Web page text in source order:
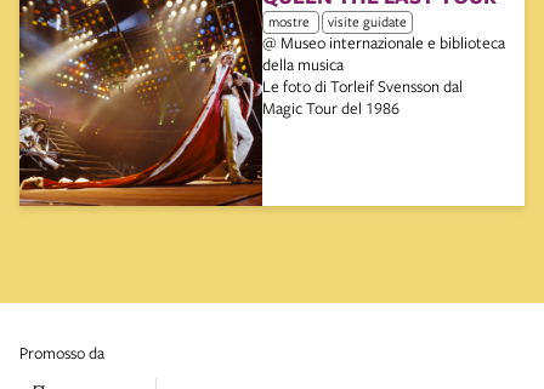
mostre visite guidate
@ Museo internazionale e biblioteca
della musica
Le foto di Torleif Svensson dal
Magic Tour del 1986
promosso da